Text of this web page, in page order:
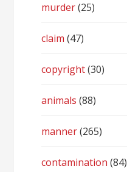
murder(25)
claim (47)
copyright(30)
animals (88)
manner(265)
contamination (84)